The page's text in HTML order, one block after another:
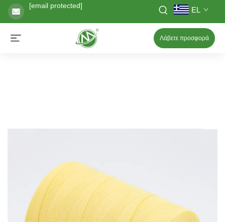
[email protected] EL
Λάβετε προσφορά